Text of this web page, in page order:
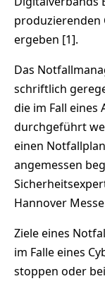
produzierenden
ergeben [1].
Das
schriftlich
die im Fall
durchgeführt
einen
angemessen
Hannover
Ziele eines
im Falle eines
stoppen oder